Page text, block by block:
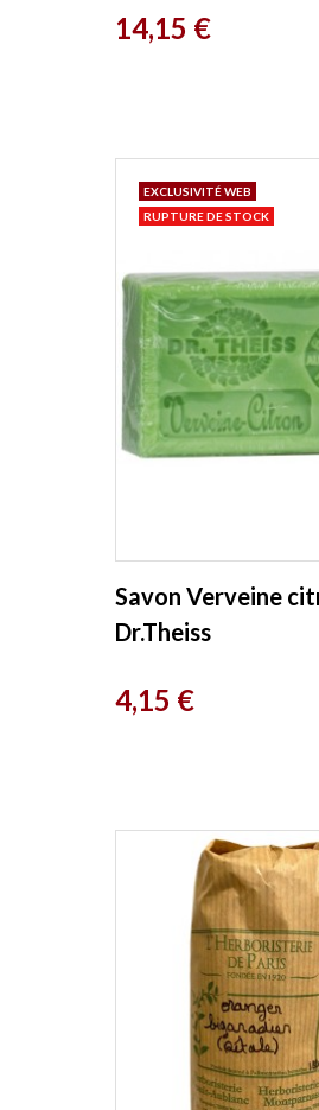
Prix
14,15 €
Savon Verveine
Dr.Theiss
Prix
4,15 €
EXCLUSIVITÉ WEB
RUPTURE DE STOCK